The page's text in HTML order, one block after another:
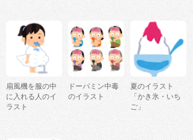
扇風機を服の中
に入れる人のイ
ラスト
ドーパミン中毒
のイラスト
夏のイラスト
「かき氷・いち
ご」